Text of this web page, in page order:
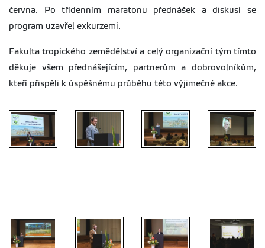
června. Po třídenním maratonu přednášek a diskusí se
program uzavřel exkurzemi.
Fakulta tropického zemědělství a celý organizační tým tímto
děkuje všem přednášejícím, partnerům a dobrovolníkům,
kteří přispěli k úspěšnému průběhu této výjimečné akce.